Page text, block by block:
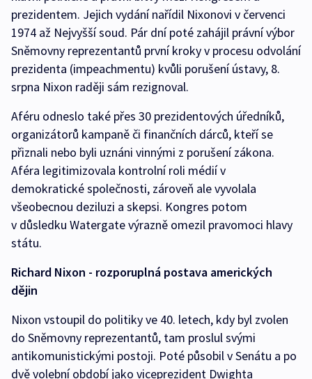
prezidentem. Jejich vydání nařídil Nixonovi v červenci
1974 až Nejvyšší soud. Pár dní poté zahájil právní výbor
Sněmovny reprezentantů první kroky v procesu odvolání
prezidenta (impeachmentu) kvůli porušení ústavy, 8.
srpna Nixon raději sám rezignoval.
Aféru odneslo také přes 30 prezidentových úředníků,
organizátorů kampaně či finančních dárců, kteří se
přiznali nebo byli uznáni vinnými z porušení zákona.
Aféra legitimizovala kontrolní roli médií v
demokratické společnosti, zároveň ale vyvolala
všeobecnou deziluzi a skepsi. Kongres potom
v důsledku Watergate výrazně omezil pravomoci hlavy
státu.
Richard Nixon - rozporuplná postava amerických
dějin
Nixon vstoupil do politiky ve 40. letech, kdy byl zvolen
do Sněmovny reprezentantů, tam proslul svými
antikomunistickými postoji. Poté působil v Senátu a po
dvě volební období jako viceprezident Dwighta